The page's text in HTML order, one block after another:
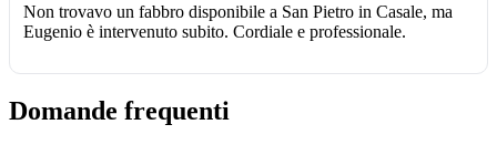
Non trovavo un fabbro disponibile a San Pietro in Casale, ma
Eugenio è intervenuto subito. Cordiale e professionale.
Domande frequenti